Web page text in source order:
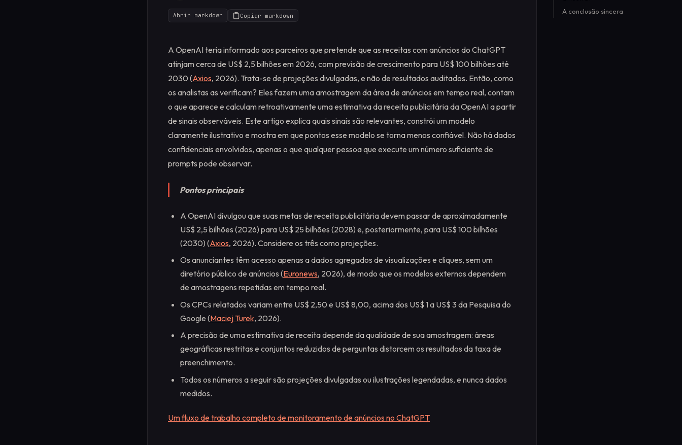
Abrir markdown Copiar markdown
A OpenAI teria informado aos parceiros que pretende que as receitas com anúncios do ChatGPT
atinjam cerca de US$ 2,5 bilhões em 2026, com previsão de crescimento para US$ 100 bilhões até
2030 (Axios, 2026). Trata-se de projeções divulgadas, e não de resultados auditados. Então, como
os analistas as verificam? Eles fazem uma amostragem da área de anúncios em tempo real, contam
o que aparece e calculam retroativamente uma estimativa da receita publicitária da OpenAI a partir
de sinais observáveis. Este artigo explica quais sinais são relevantes, constrói um modelo
claramente ilustrativo e mostra em que pontos esse modelo se torna menos confiável. Não há dados
confidenciais envolvidos, apenas o que qualquer pessoa que execute um número suficiente de
prompts pode observar.
Pontos principais
A OpenAI divulgou que suas metas de receita publicitária devem passar de aproximadamente
US$ 2,5 bilhões (2026) para US$ 25 bilhões (2028) e, posteriormente, para US$ 100 bilhões
(2030) (Axios, 2026). Considere os três como projeções.
Os anunciantes têm acesso apenas a dados agregados de visualizações e cliques, sem um
diretório público de anúncios (Euronews, 2026), de modo que os modelos externos dependem
de amostragens repetidas em tempo real.
Os CPCs relatados variam entre US$ 2,50 e US$ 8,00, acima dos US$ 1 a US$ 3 da Pesquisa do
Google (Maciej Turek, 2026).
A precisão de uma estimativa de receita depende da qualidade de sua amostragem: áreas
geográficas restritas e conjuntos reduzidos de perguntas distorcem os resultados da taxa de
preenchimento.
Todos os números a seguir são projeções divulgadas ou ilustrações legendadas, e nunca dados
medidos.
Um fluxo de trabalho completo de monitoramento de anúncios no ChatGPT
A conclusão sincera